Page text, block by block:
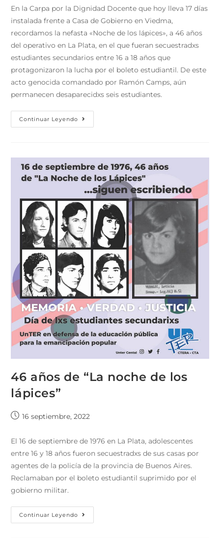
En la Carpa por la Dignidad Docente que hoy lleva 17 días
instalada frente a Casa de Gobierno en Viedma,
recordamos la nefasta «Noche de los lápices», a 46 años
del operativo en La Plata, en el que fueran secuestradxs
estudiantes secundarios entre 16 a 18 años que
protagonizaron la lucha por el boleto estudiantil. De este
acto genocida comandado por Ramón Camps, aún
permanecen desaparecidxs seis estudiantes.
Continuar Leyendo
46 años de “La noche de los
lápices”
16 septiembre, 2022
El 16 de septiembre de 1976 en La Plata, adolescentes
entre 16 y 18 años fueron secuestradxs de sus casas por
agentes de la policía de la provincia de Buenos Aires.
Reclamaban por el boleto estudiantil suprimido por el
gobierno militar.
Continuar Leyendo